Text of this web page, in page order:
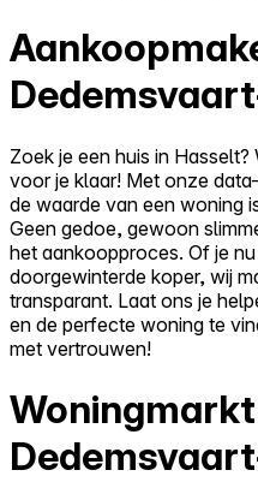
Zoek je een huis in
voor je klaar! Met onze
de waarde van een woning
Geen gedoe, gewoon
het aankoopproces. Of je
doorgewinterde koper, wij
transparant. Laat ons je
en de perfecte woning te
met vertrouwen!